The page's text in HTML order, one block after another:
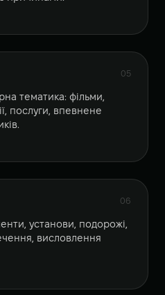
05
тематика: фільми,
послуги, впевнене
06
установи, подорожі,
висловлення